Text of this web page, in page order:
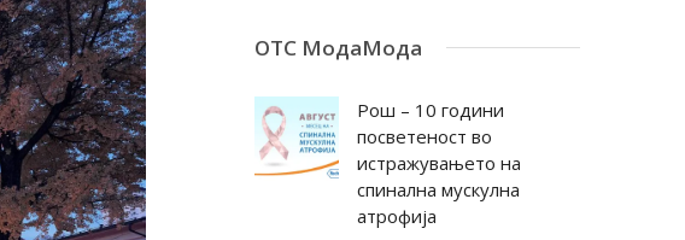
ОТС МодаМода
Рош – 10 години
посветеност во
истражувањето на
спинална мускулна
атрофија